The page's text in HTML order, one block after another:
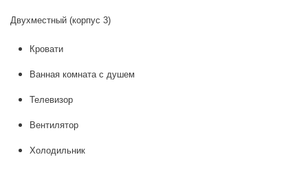
Двухместный (корпус 3)
Кровати
Ванная комната с душем
Телевизор
Вентилятор
Холодильник